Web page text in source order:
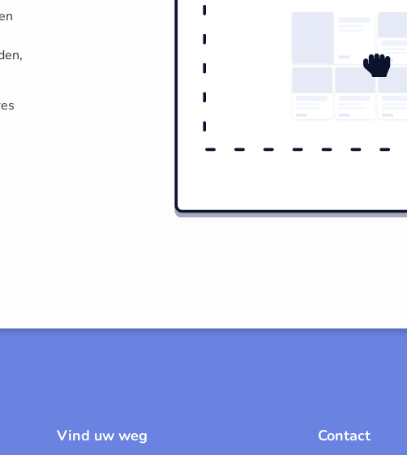
Vind uw weg
Contact